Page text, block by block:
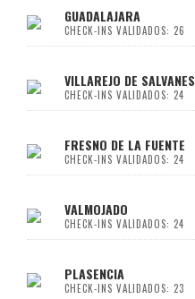
GUADALAJARA
CHECK-INS VALIDADOS: 26
VILLAREJO DE SALVANES
CHECK-INS VALIDADOS: 24
FRESNO DE LA FUENTE
CHECK-INS VALIDADOS: 24
VALMOJADO
CHECK-INS VALIDADOS: 24
PLASENCIA
CHECK-INS VALIDADOS: 23